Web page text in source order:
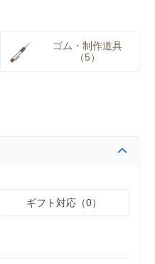
ゴム・制作道具
（5）
ギフト対応（0）